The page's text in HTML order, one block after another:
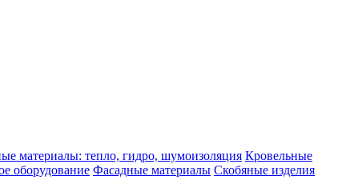
материалы: тепло, гидро, шумоизоляция Кровельные
оборудование Фасадные материалы Скобяные изделия